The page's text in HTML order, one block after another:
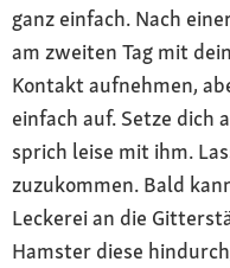
ganz einfach. Nach
am zweiten Tag mit
Kontakt aufnehmen,
einfach auf. Setze dich
sprich leise mit ihm.
zuzukommen. Bald
Leckerei an die
Hamster diese